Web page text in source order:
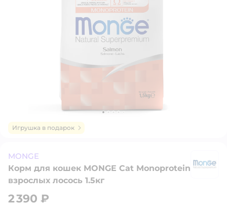
Игрушка в подарок
MONGE
Корм для кошек MONGE Cat Monoprotein
взрослых лосось 1.5кг
2 390 ₽